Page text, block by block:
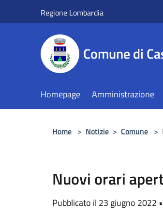
Regione Lombardia
Comune di
Homepage Amministrazione
Home > Notizie > Comune >
Nuovi orari
Pubblicato il 23 giugno 2022 •